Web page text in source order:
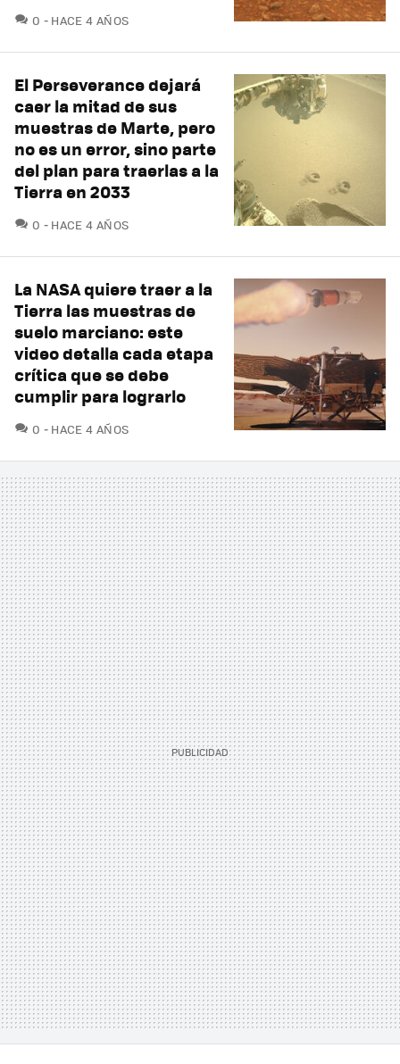
0 COMENTARIOS
HACE 4 AÑOS
El Perseverance dejará
caer la mitad de sus
muestras de Marte, pero
no es un error, sino parte
del plan para traerlas a la
Tierra en 2033
0 COMENTARIOS
HACE 4 AÑOS
La NASA quiere traer a la
Tierra las muestras de
suelo marciano: este
video detalla cada etapa
crítica que se debe
cumplir para lograrlo
0 COMENTARIOS
HACE 4 AÑOS